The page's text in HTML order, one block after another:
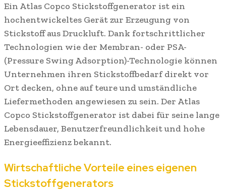
Ein Atlas Copco Stickstoffgenerator ist ein
hochentwickeltes Gerät zur Erzeugung von
Stickstoff aus Druckluft. Dank fortschrittlicher
Technologien wie der Membran- oder PSA-
(Pressure Swing Adsorption)-Technologie können
Unternehmen ihren Stickstoffbedarf direkt vor
Ort decken, ohne auf teure und umständliche
Liefermethoden angewiesen zu sein. Der Atlas
Copco Stickstoffgenerator ist dabei für seine lange
Lebensdauer, Benutzerfreundlichkeit und hohe
Energieeffizienz bekannt.
Wirtschaftliche Vorteile eines eigenen
Stickstoffgenerators